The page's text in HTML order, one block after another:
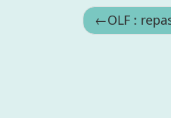
OLF :